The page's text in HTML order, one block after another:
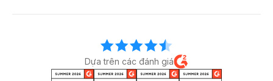
Dựa trên các đánh giá